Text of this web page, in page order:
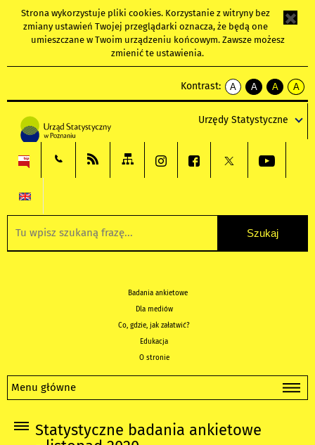
Strona wykorzystuje pliki cookies. Korzystanie z witryny bez
zmiany ustawień Twojej przeglądarki oznacza, że będą one
umieszczane w Twoim urządzeniu końcowym. Zawsze możesz
zmienić te ustawienia.
Kontrast:
A
kontrast
A
kontrast
tekst
czarnym
A
kontrast
tekst
czarnym
A
tekst
żółtym
Urzędy Statystyczne
Badania ankietowe
Dla mediów
Co, gdzie, jak załatwić?
Edukacja
O stronie
Menu główne
Statystyczne badania ankietowe